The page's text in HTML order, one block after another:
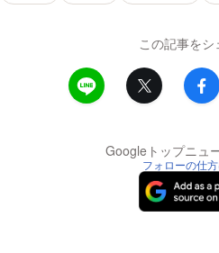
この記事をシ
Googleトップニュ
フォローの仕